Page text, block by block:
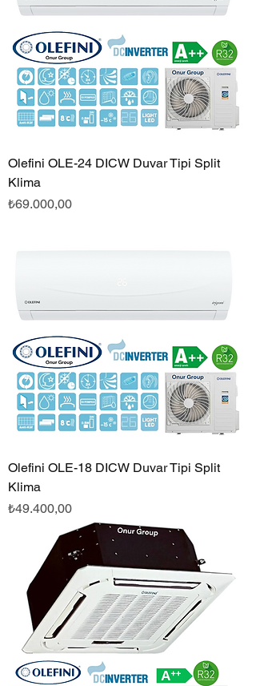
Olefini OLE-24 DICW Duvar Tipi Split
Klima
Fiyat
₺69.000,00
Olefini OLE-18 DICW Duvar Tipi Split
Klima
Fiyat
₺49.400,00